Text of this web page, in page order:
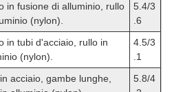
in fusione di alluminio, rullo
(nylon).
5.4/3
.6
in tubi d'acciaio, rullo in
(nylon).
4.5/3
.1
acciaio, gambe lunghe,
5.8/4